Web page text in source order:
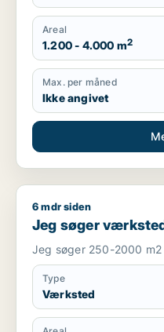
Areal
1.200 - 4.000 m2
Max. per måned
Ikke angivet
Jeg søger værksted til
6 mdr siden
Jeg søger
Jeg søger 250-2000
Type
Værksted